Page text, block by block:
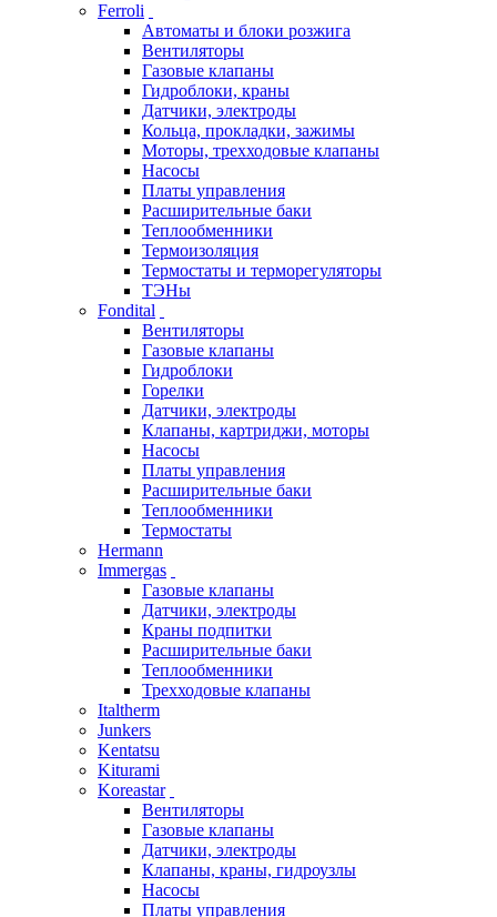
Ferroli
Автоматы и блоки розжига
Вентиляторы
Газовые клапаны
Гидроблоки, краны
Датчики, электроды
Кольца, прокладки, зажимы
Моторы, трехходовые клапаны
Насосы
Платы управления
Расширительные баки
Теплообменники
Термоизоляция
Термостаты и терморегуляторы
ТЭНы
Fondital
Вентиляторы
Газовые клапаны
Гидроблоки
Горелки
Датчики, электроды
Клапаны, картриджи, моторы
Насосы
Платы управления
Расширительные баки
Теплообменники
Термостаты
Hermann
Immergas
Газовые клапаны
Датчики, электроды
Краны подпитки
Расширительные баки
Теплообменники
Трехходовые клапаны
Italtherm
Junkers
Kentatsu
Kiturami
Koreastar
Вентиляторы
Газовые клапаны
Датчики, электроды
Клапаны, краны, гидроузлы
Насосы
Платы управления